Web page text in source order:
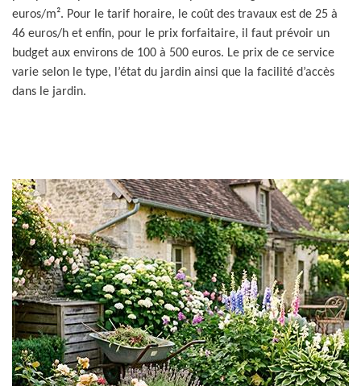
euros/m². Pour le tarif horaire, le coût des travaux est de 25 à
46 euros/h et enfin, pour le prix forfaitaire, il faut prévoir un
budget aux environs de 100 à 500 euros. Le prix de ce service
varie selon le type, l’état du jardin ainsi que la facilité d’accès
dans le jardin.